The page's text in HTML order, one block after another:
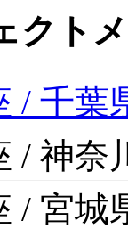
クト
/ 千葉
/ 神奈
/ 宮城